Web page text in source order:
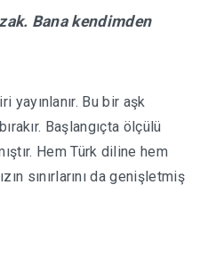
Bana kendimden
yayınlanır. Bu bir aşk
Başlangıçta ölçülü
Hem Türk diline hem
sınırlarını da genişletmiş